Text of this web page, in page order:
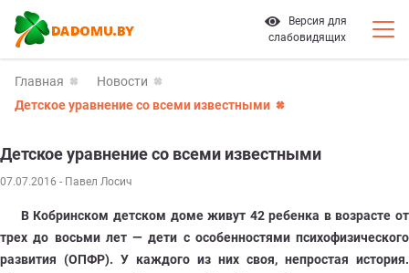
Версия для
слабовидящих
Главная
Новости
Детское уравнение со всеми известными
Детское уравнение со всеми известными
07.07.2016 - Павел Лосич
В Кобринском детском доме живут 42 ребенка в возрасте от
трех до восьми лет — дети с особенностями психофизического
развития (ОПФР). У каждого из них своя, непростая история.